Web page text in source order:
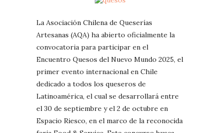
La Asociación Chilena de Queserías
Artesanas (AQA) ha abierto oficialmente la
convocatoria para participar en el
Encuentro Quesos del Nuevo Mundo 2025, el
primer evento internacional en Chile
dedicado a todos los queseros de
Latinoamérica, el cual se desarrollará entre
el 30 de septiembre y el 2 de octubre en
Espacio Riesco, en el marco de la reconocida